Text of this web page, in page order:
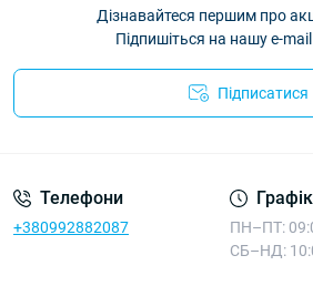
Дізнавайтеся першим про
Підпишіться на нашу e-
Підписатися
Телефони
+380992882087
ПН–ПТ:
СБ–НД: